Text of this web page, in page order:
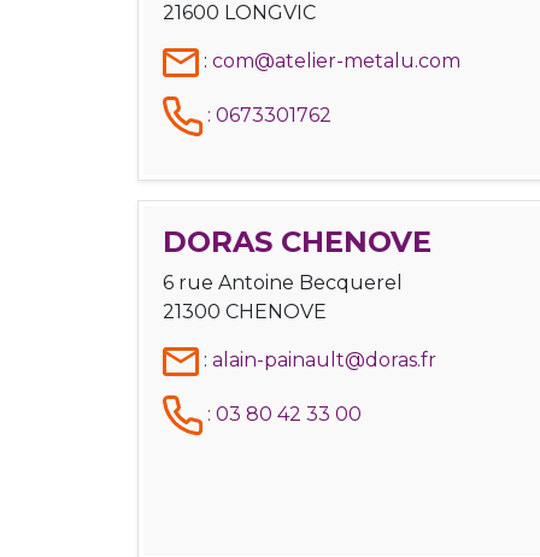
21600 LONGVIC
: com@atelier-metalu.com
: 0673301762
DORAS CHENOVE
6 rue Antoine Becquerel
21300 CHENOVE
: alain-painault@doras.fr
: 03 80 42 33 00